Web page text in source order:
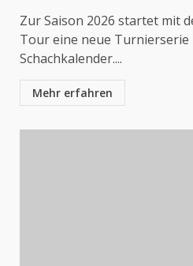
Zur Saison 2026 startet mit
Tour eine neue Turnierserie
Schachkalender....
Mehr erfahren